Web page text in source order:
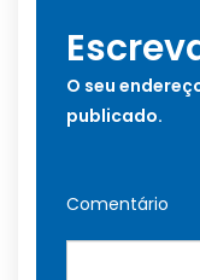
O seu
publicado.
Comentário